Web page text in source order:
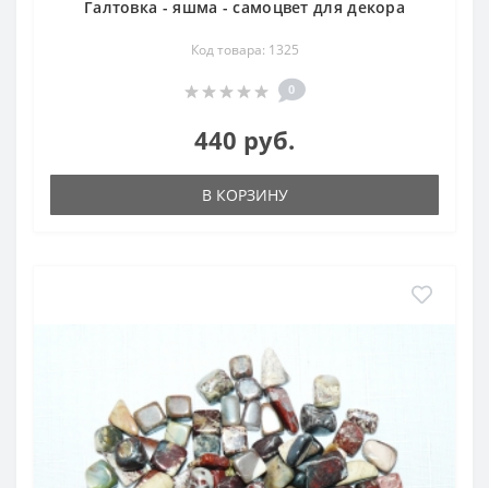
Галтовка - яшма - самоцвет для декора
Код товара: 1325
0
440 руб.
В КОРЗИНУ